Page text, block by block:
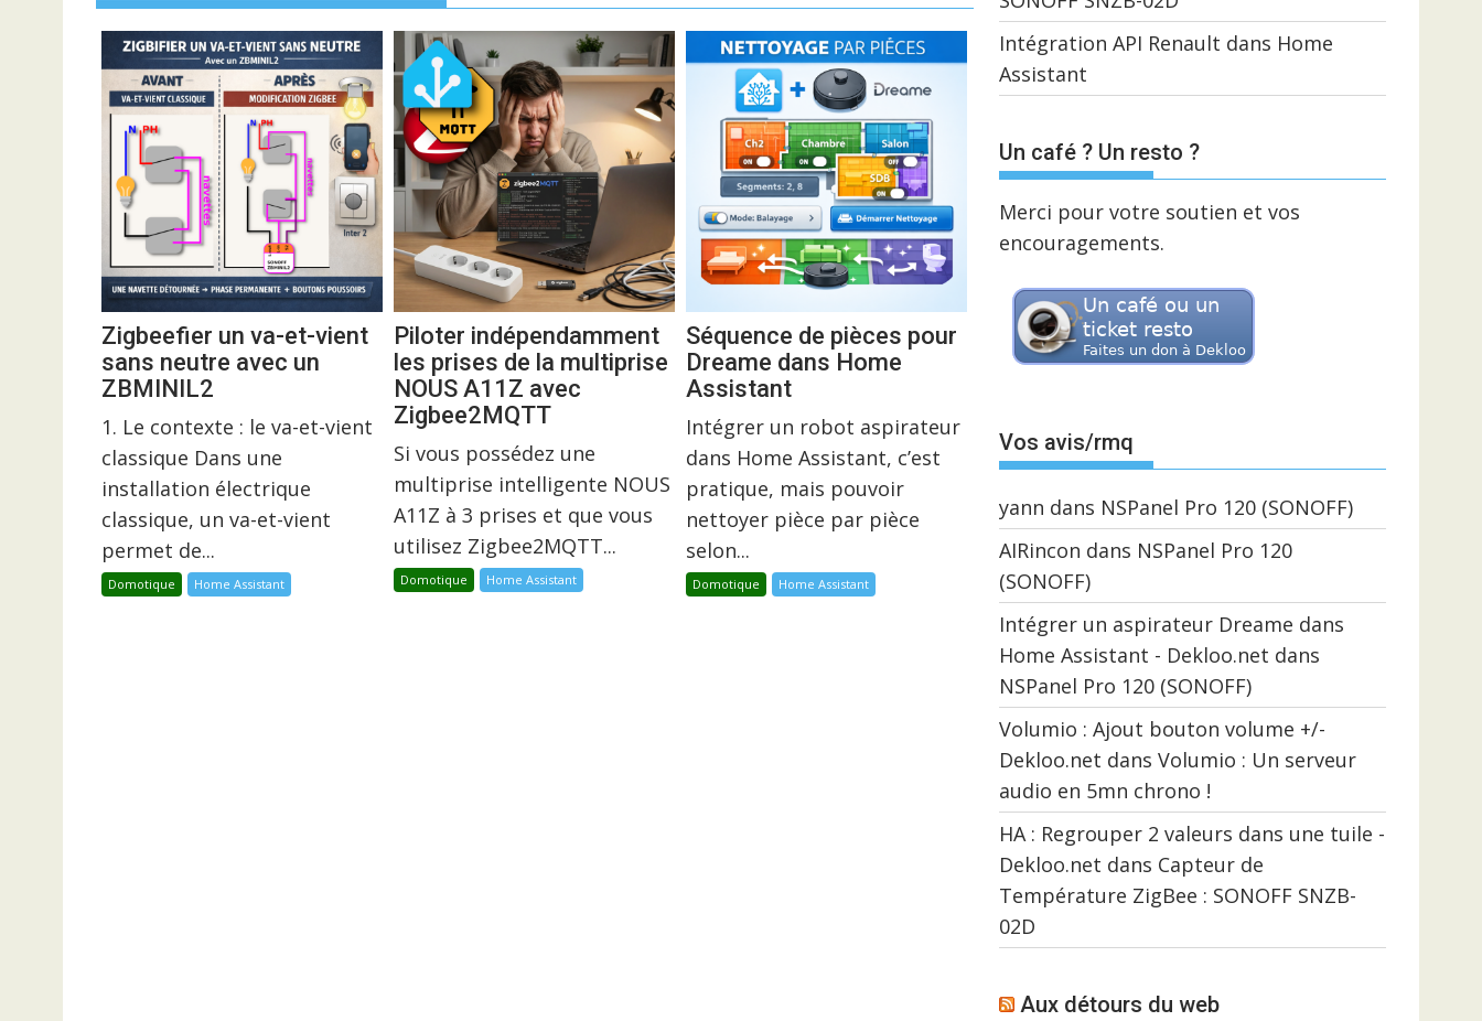
Zigbeefier un va-et-vient
sans neutre avec un
ZBMINIL2
1. Le contexte : le va-et-vient
classique Dans une
installation électrique
classique, un va-et-vient
permet de...
Domotique Home Assistant
Piloter indépendamment
les prises de la multiprise
NOUS A11Z avec
Zigbee2MQTT
Si vous possédez une
multiprise intelligente NOUS
A11Z à 3 prises et que vous
utilisez Zigbee2MQTT...
Domotique Home Assistant
Séquence de pièces pour
Dreame dans Home
Assistant
Intégrer un robot aspirateur
dans Home Assistant, c’est
pratique, mais pouvoir
nettoyer pièce par pièce
selon...
Domotique Home Assistant
Intégration API Renault dans Home
Assistant
Un café ? Un resto ?
Merci pour votre soutien et vos
encouragements.
Vos avis/rmq
yann dans NSPanel Pro 120 (SONOFF)
AIRincon dans NSPanel Pro 120
(SONOFF)
Intégrer un aspirateur Dreame dans
Home Assistant - Dekloo.net dans
NSPanel Pro 120 (SONOFF)
Volumio : Ajout bouton volume +/-
Dekloo.net dans Volumio : Un serveur
audio en 5mn chrono !
HA : Regrouper 2 valeurs dans une tuile -
Dekloo.net dans Capteur de
Température ZigBee : SONOFF SNZB-
02D
Aux détours du web